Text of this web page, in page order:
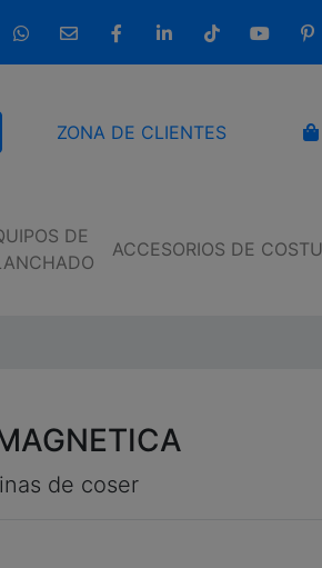
633 237 654FacebookLinkedInTikTokYouTube
ZONA DE CLIENTES
DE
ACCESORIOS DE
de coser